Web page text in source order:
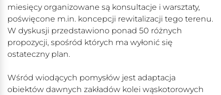
miesięcy organizowane są konsultacje i warsztaty,
poświęcone m.in. koncepcji rewitalizacji tego terenu.
W dyskusji przedstawiono ponad 50 różnych
propozycji, spośród których ma wyłonić się
ostateczny plan.
Wśród wiodących pomysłów jest adaptacja
obiektów dawnych zakładów kolei wąskotorowych